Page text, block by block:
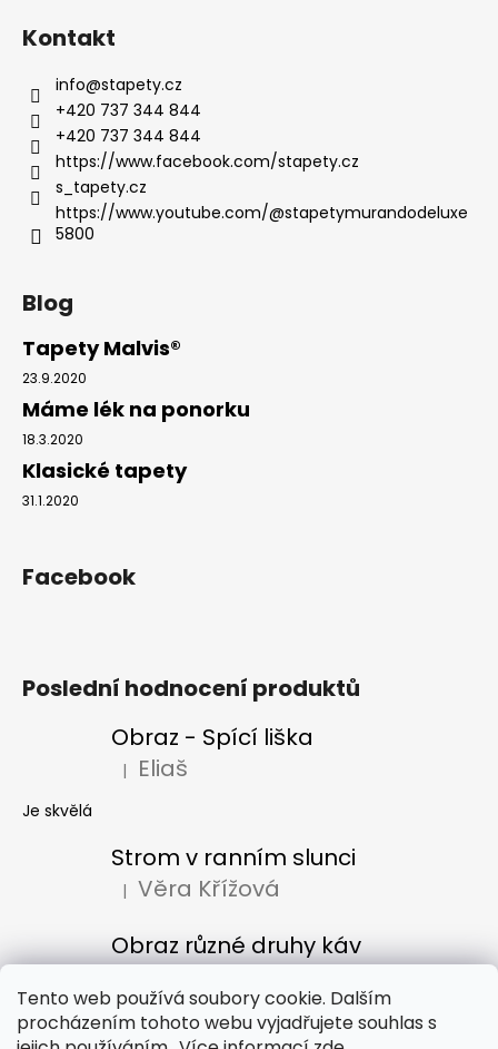
Tento web používá soubory cookie. Dalším
procházením tohoto webu vyjadřujete souhlas s
Kontakt
info@stapety.cz
+420 737 344 844
+420 737 344 844
https://www.facebook.com/stapety.cz
s_tapety.cz
https://www.youtube.com/@stapetymurandodeluxe
5800
Blog
Tapety Malvis®
23.9.2020
Máme lék na ponorku
18.3.2020
Klasické tapety
31.1.2020
Facebook
Poslední hodnocení produktů
Obraz - Spící liška
Hodnocení produktu je 5 z 5 hvězdiček.
| Eliaš
Je skvělá
Strom v ranním slunci
Hodnocení produktu je 5 z 5 hvězdiček.
| Věra Křížová
Obraz různé druhy káv
Hodnocení produktu je 5 z 5 hvězdiček.